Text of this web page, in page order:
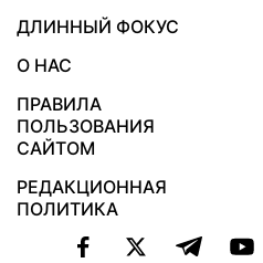
ДЛИННЫЙ ФОКУС
О НАС
ПРАВИЛА
ПОЛЬЗОВАНИЯ
САЙТОМ
РЕДАКЦИОННАЯ
ПОЛИТИКА